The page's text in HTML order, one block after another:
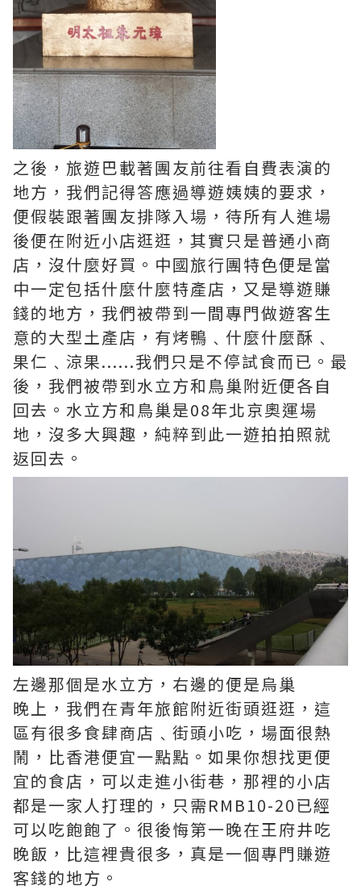
之後，旅遊巴載著團友前往看自費表演的
地方，我們記得答應過導遊姨姨的要求，
便假裝跟著團友排隊入場，待所有人進場
後便在附近小店逛逛，其實只是普通小商
店，沒什麼好買。中國旅行團特色便是當
中一定包括什麼什麼特產店，又是導遊賺
錢的地方，我們被帶到一間專門做遊客生
意的大型土產店，有烤鴨﹑什麼什麼酥﹑
果仁﹑涼果......我們只是不停試食而已。最
後，我們被帶到水立方和鳥巢附近便各自
回去。水立方和鳥巢是08年北京奧運場
地，沒多大興趣，純粹到此一遊拍拍照就
返回去。
左邊那個是水立方，右邊的便是烏巢
晚上，我們在青年旅館附近街頭逛逛，這
區有很多食肆商店﹑街頭小吃，場面很熱
鬧，比香港便宜一點點。如果你想找更便
宜的食店，可以走進小街巷，那裡的小店
都是一家人打理的，只需RMB10-20已經
可以吃飽飽了。很後悔第一晚在王府井吃
晚飯，比這裡貴很多，真是一個專門賺遊
客錢的地方。